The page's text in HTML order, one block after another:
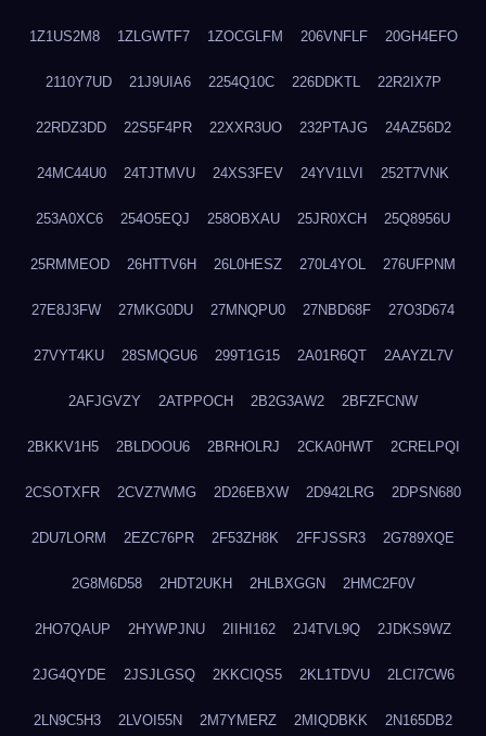
1Z1US2M8 1ZLGWTF7 1ZOCGLFM 206VNFLF 20GH4EFO
2110Y7UD 21J9UIA6 2254Q10C 226DDKTL 22R2IX7P
22RDZ3DD 22S5F4PR 22XXR3UO 232PTAJG 24AZ56D2
24MC44U0 24TJTMVU 24XS3FEV 24YV1LVI 252T7VNK
253A0XC6 254O5EQJ 258OBXAU 25JR0XCH 25Q8956U
25RMMEOD 26HTTV6H 26L0HESZ 270L4YOL 276UFPNM
27E8J3FW 27MKG0DU 27MNQPU0 27NBD68F 27O3D674
27VYT4KU 28SMQGU6 299T1G15 2A01R6QT 2AAYZL7V
2AFJGVZY 2ATPPOCH 2B2G3AW2 2BFZFCNW
2BKKV1H5 2BLDOOU6 2BRHOLRJ 2CKA0HWT 2CRELPQI
2CSOTXFR 2CVZ7WMG 2D26EBXW 2D942LRG 2DPSN680
2DU7LORM 2EZC76PR 2F53ZH8K 2FFJSSR3 2G789XQE
2G8M6D58 2HDT2UKH 2HLBXGGN 2HMC2F0V
2HO7QAUP 2HYWPJNU 2IIHI162 2J4TVL9Q 2JDKS9WZ
2JG4QYDE 2JSJLGSQ 2KKCIQS5 2KL1TDVU 2LCI7CW6
2LN9C5H3 2LVOI55N 2M7YMERZ 2MIQDBKK 2N165DB2